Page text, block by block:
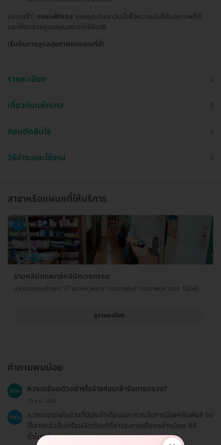
อย่ารอช้า! จองแพ็กเกจ ของคุณกับเราวันนี้เพื่อความมั่นใจในสุขภาพที่ดี
และให้เราช่วยดูแลคุณอย่างใกล้ชิด📅
เริ่มต้นการดูแลสุขภาพของคุณที่นี่!
รายละเอียด
เกี่ยวกับแพ็กเกจ
ก่อนตัดสินใจ
วิธีชำระและใช้งาน
สาขาหรือแผนกที่ให้บริการ
1
รามคลินิกแพทย์คลินิกเวชกรรม
ปากซอยรามคำแหง 27 แขวงหัวหมาก เขตบางกะปิ กรุงเทพมหานคร 10240
ดูรายละเอียด
คำถามพบบ่อย
ถาม ควรเตรียมตัวอย่างไรบ้างก่อนเข้ารับการตรวจ?
10 ก.ย. 2024
ตอบ
ควรงดตรวจในช่วงที่มีประจำเดือนและควรเว้นการมีเพศสัมพันธ์ งด
ใช้สารหล่อลื่นหรือผลิตภัณฑ์ที่อาจระคายเคืองอย่างน้อย 48
ชั่วโมงก่อนตรวจ